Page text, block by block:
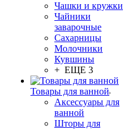
Чашки и кружки
Чайники
заварочные
Сахарницы
Молочники
Кувшины
+ ЕЩЕ 3
Товары для ванной
Аксессуары для
ванной
Шторы для